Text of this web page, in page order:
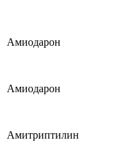
Амиодарон
Амиодарон
Амитриптилин